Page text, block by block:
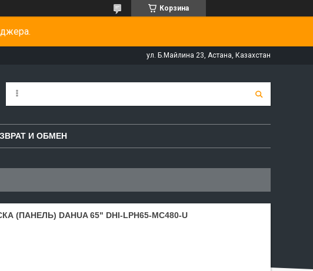
Корзина
ул. Б.Майлина 23, Астана, Казахстан
И ОБМЕН
(ПАНЕЛЬ) DAHUA 65" DHI-LPH65-MC480-U